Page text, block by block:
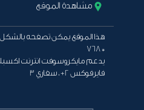
مشاهدة الموقع
* 768
فايرفوكس 2+ ، سفاري 3